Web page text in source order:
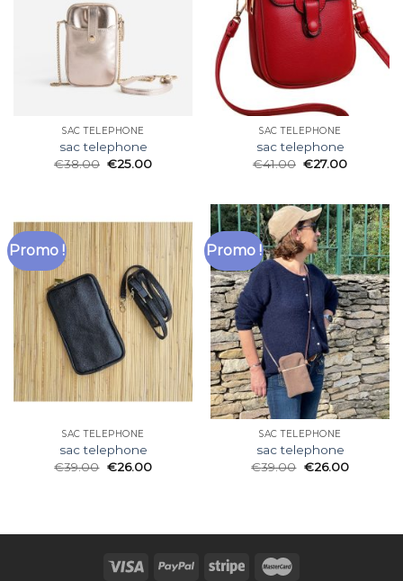
SAC TELEPHONE
sac telephone
€38.00 €25.00
SAC TELEPHONE
sac telephone
€41.00 €27.00
Promo !
SAC TELEPHONE
sac telephone
€39.00 €26.00
Promo !
SAC TELEPHONE
sac telephone
€39.00 €26.00